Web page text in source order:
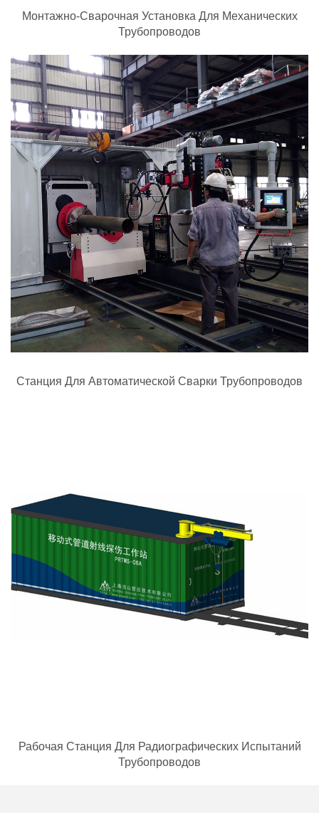
Монтажно-Сварочная Установка Для Механических
Трубопроводов
Станция Для Автоматической Сварки Трубопроводов
Рабочая Станция Для Радиографических Испытаний
Трубопроводов